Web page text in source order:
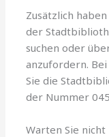
Zusätzlich
der
suchen oder
anzufordern.
Sie die
der Nummer
Warten Sie nicht